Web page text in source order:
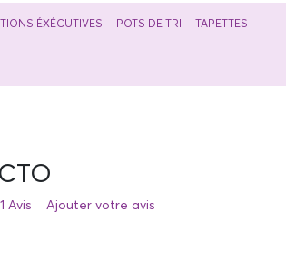
ÉXÉCUTIVES POTS DE TRI TAPETTES
Avis Ajouter votre avis